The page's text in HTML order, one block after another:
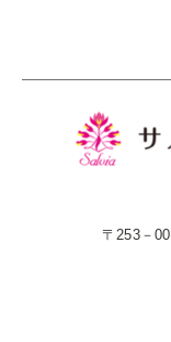
〒253－